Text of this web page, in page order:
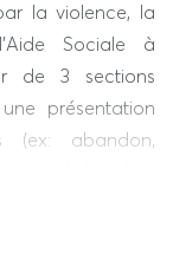
la violence, la
Sociale à
de 3 sections
présentation
(ex: abandon,
de survenir au